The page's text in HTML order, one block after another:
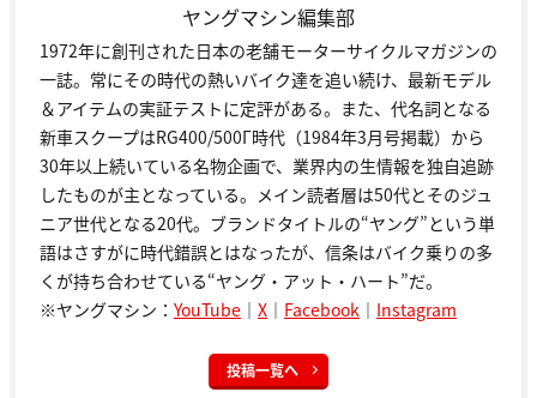
ヤングマシン編集部
1972年に創刊された日本の老舗モーターサイクルマガジンの
一誌。常にその時代の熱いバイク達を追い続け、最新モデル
＆アイテムの実証テストに定評がある。また、代名詞となる
新車スクープはRG400/500Γ時代（1984年3月号掲載）から
30年以上続いている名物企画で、業界内の生情報を独自追跡
したものが主となっている。メイン読者層は50代とそのジュ
ニア世代となる20代。ブランドタイトルの“ヤング”という単
語はさすがに時代錯誤とはなったが、信条はバイク乗りの多
くが持ち合わせている“ヤング・アット・ハート”だ。
※ヤングマシン： YouTube ｜ X ｜ Facebook ｜ Instagram
投稿一覧へ